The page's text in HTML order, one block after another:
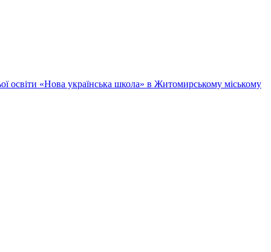
освіти «Нова українська школа» в Житомирському міському